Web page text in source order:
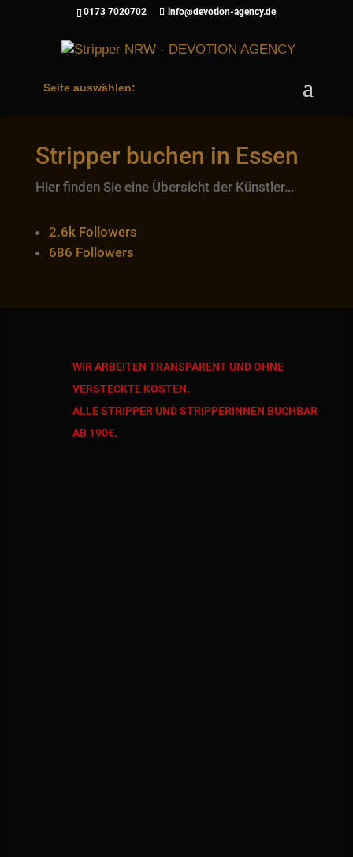
0173 7020702 info@devotion-agency.de
Seite auswählen:
Stripper buchen in Essen
Hier finden Sie eine Übersicht der Künstler…
2.6k Followers
686 Followers
WIR ARBEITEN TRANSPARENT UND OHNE
VERSTECKTE KOSTEN.
ALLE STRIPPER UND STRIPPERINNEN BUCHBAR
AB 190€.